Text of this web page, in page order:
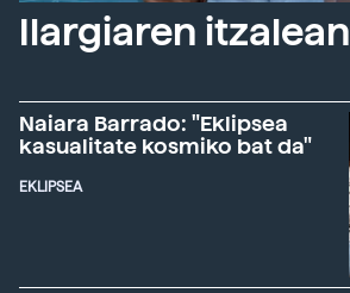
Ilargiaren itzalean
Naiara Barrado: "Eklipsea
kasualitate kosmiko bat da"
EKLIPSEA